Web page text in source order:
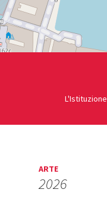
L'Istituzione
ARTE
2026